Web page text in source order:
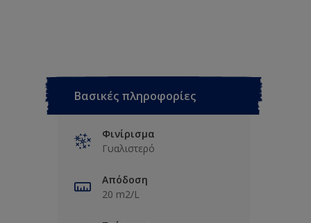
Βασικές πληροφορίες
Φινίρισμα
Γυαλιστερό
Απόδοση
20 m2/L